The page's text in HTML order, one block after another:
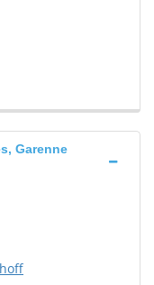
Garenne